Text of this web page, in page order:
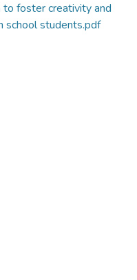
foster creativity and
school students.pdf